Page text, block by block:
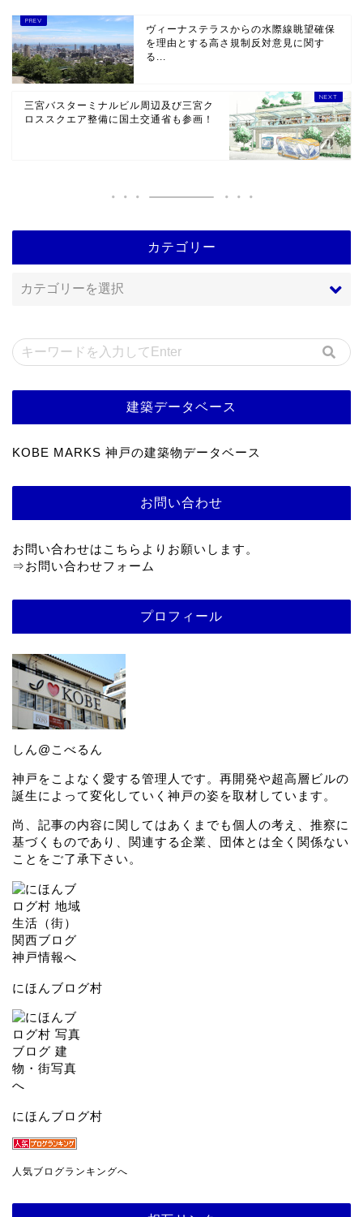
ヴィーナステラスからの水際線眺望確保
を理由とする高さ規制反対意見に関す
る...
三宮バスターミナルビル周辺及び三宮ク
ロススクエア整備に国土交通省も参画！
カテゴリー
建築データベース
KOBE MARKS 神戸の建築物データベース
お問い合わせ
お問い合わせはこちらよりお願いします。
⇒お問い合わせフォーム
プロフィール
しん@こべるん
神戸をこよなく愛する管理人です。再開発や超高層ビルの
誕生によって変化していく神戸の姿を取材しています。
尚、記事の内容に関してはあくまでも個人の考え、推察に
基づくものであり、関連する企業、団体とは全く関係ない
ことをご了承下さい。
にほんブログ村
にほんブログ村
人気ブログランキングへ